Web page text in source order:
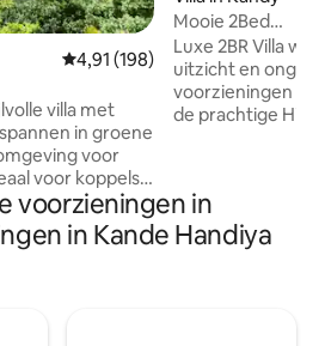
Gemiddelde beoordeling van
4,91 (198)
maar toch
Mooie 2Bed
Luxe 2BR Villa
uitzicht en
voorzieningen op je
de prachtige Hill
zijn naar comfort en stijl
doordrenkt met
terwijl we een
voorzieningen in
in Kande Handiya